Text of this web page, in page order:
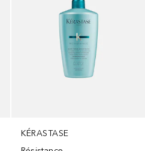
KÉRASTASE